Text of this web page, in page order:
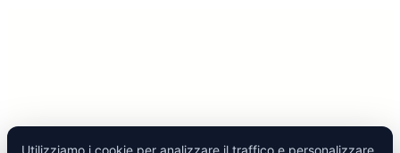
Utilizziamo i cookie per analizzare il traffico e personalizzare